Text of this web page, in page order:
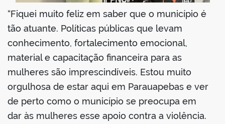
“Fiquei muito feliz em saber que o município é
tão atuante. Políticas públicas que levam
conhecimento, fortalecimento emocional,
material e capacitação financeira para as
mulheres são imprescindíveis. Estou muito
orgulhosa de estar aqui em Parauapebas e ver
de perto como o município se preocupa em
dar às mulheres esse apoio contra a violência.